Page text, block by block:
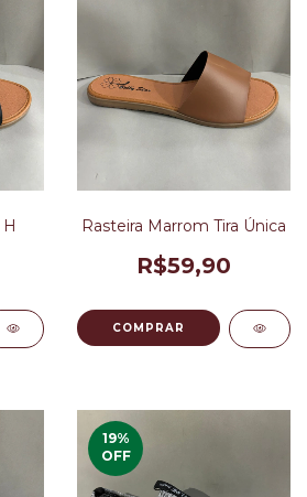
Rasteira Marrom Tira Única
R$59,90
COMPRAR
19%
OFF